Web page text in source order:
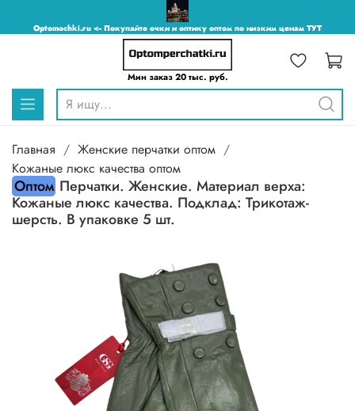
Optomochki.ru <-- Покупайте очки и оптику оптом по низким ценам ТУТ
Мин заказ 20 тыс. руб.
Главная
Женские перчатки оптом
Кожаные люкс качества оптом
Оптом Перчатки. Женские. Материал верха:
Кожаные люкс качества. Подклад: Трикотаж-
шерсть. В упаковке 5 шт.